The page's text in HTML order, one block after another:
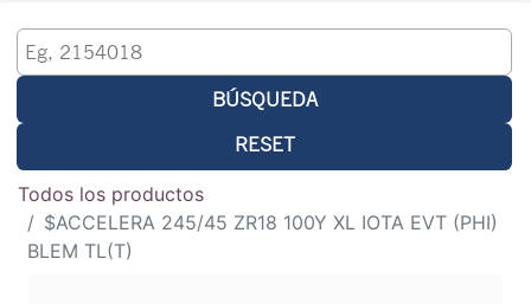
BÚSQUEDA
RESET
Todos los productos
$ACCELERA 245/45 ZR18 100Y XL IOTA EVT (PHI)
BLEM TL(T)